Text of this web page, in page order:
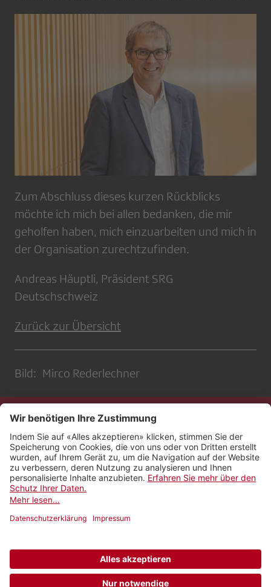
Zum Abschluss dieses kurzen Rückblicks
möchte ich mich bei allen bedanken, die mir
geholfen haben, mich einzuarbeiten und mich in
der Organisation zurechtzufinden.
Andreas Häuptli, Präsident SRG
Deutschschweiz
Zurück zur Übersicht
Bild: Mirco Rederlechner
Kontakt
Impressum
Rechtliches
Netiquette